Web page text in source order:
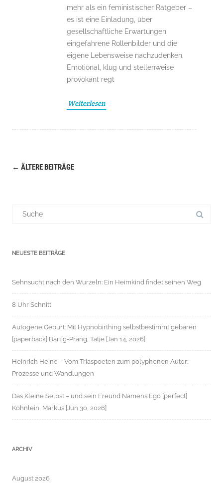
mehr als ein feministischer Ratgeber –
es ist eine Einladung, über
gesellschaftliche Erwartungen,
eingefahrene Rollenbilder und die
eigene Lebensweise nachzudenken.
Emotional, klug und stellenweise
provokant regt
Weiterlesen
← ÄLTERE BEITRÄGE
NEUESTE BEITRÄGE
Sehnsucht nach den Wurzeln: Ein Heimkind findet seinen Weg
8 Uhr Schnitt
Autogene Geburt: Mit Hypnobirthing selbstbestimmt gebären
[paperback] Bartig-Prang, Tatje [Jan 14, 2026]
Heinrich Heine – Vom Triaspoeten zum polyphonen Autor:
Prozesse und Wandlungen
Das Kleine Selbst – und sein Freund Namens Ego [perfect]
Köhnlein, Markus [Jun 30, 2026]
ARCHIV
August 2026